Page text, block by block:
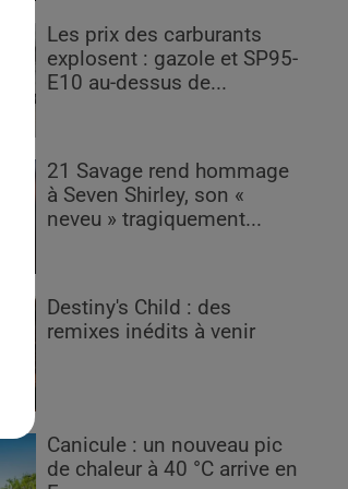
Les prix des carburants
explosent : gazole et SP95-
E10 au-dessus de...
21 Savage rend hommage
à Seven Shirley, son «
neveu » tragiquement...
Destiny's Child : des
remixes inédits à venir
Canicule : un nouveau pic
de chaleur à 40 °C arrive en